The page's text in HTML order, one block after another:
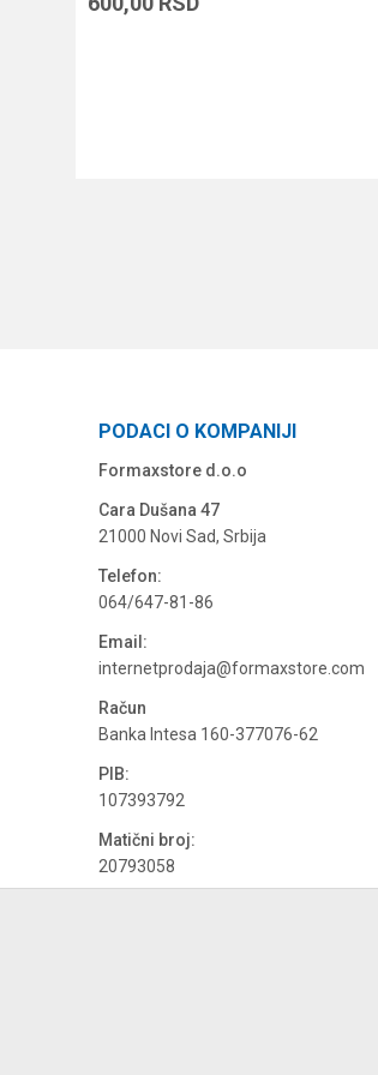
PODACI O KOMPANIJI
Formaxstore d.o.o
Cara Dušana 47
21000 Novi Sad, Srbija
Telefon:
064/647-81-86
Email:
internetprodaja@formaxstore.com
Račun
Banka Intesa 160-377076-62
PIB:
107393792
Matični broj:
20793058